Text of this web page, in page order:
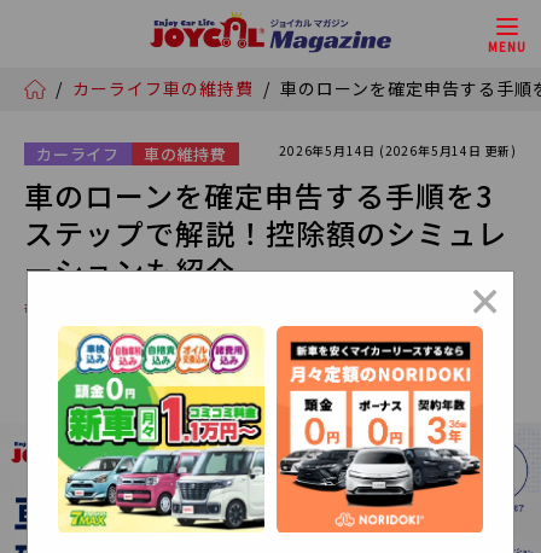
MENU
/ カーライフ車の維持費 / 車のローンを確定申告する手
カーライフ 車の維持費 2026年5月14日 (2026年5月14日 更新)
車のローンを確定申告する手順を3
ステップで解説！控除額のシミュレ
ーションも紹介
# セブンマックス ×